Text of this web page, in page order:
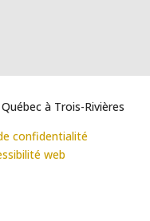
à Trois-Rivières
confidentialité
web